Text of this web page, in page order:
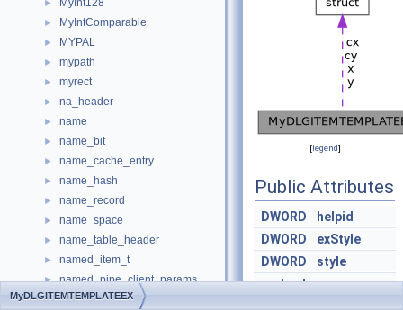
► MyInt128
► MyIntComparable
► MYPAL
► mypath
► myrect
► na_header
► name
► name_bit
► name_cache_entry
► name_hash
► name_record
► name_space
► name_table_header
► named_item_t
► named_pipe_client_params
► NAMEDCOLOR
[legend]
Public Attributes
DWORD
helpid
DWORD
exStyle
DWORD
style
short
x
MyDLGITEMTEMPLATEEX